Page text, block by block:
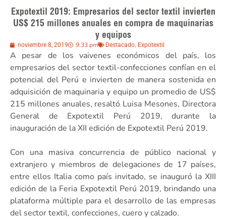
Expotextil 2019: Empresarios del sector textil invierten
US$ 215 millones anuales en compra de maquinarias
y equipos
noviembre 8, 2019 9:33 pm Destacado, Expotextil
A pesar de los vaivenes económicos del país, los
empresarios del sector textil-confecciones confían en el
potencial del Perú e invierten de manera sostenida en
adquisición de maquinaria y equipo un promedio de US$
215 millones anuales, resaltó Luisa Mesones, Directora
General de Expotextil Perú 2019, durante la
inauguración de la XII edición de Expotextil Perú 2019.
Con una masiva concurrencia de público nacional y
extranjero y miembros de delegaciones de 17 países,
entre ellos Italia como país invitado, se inauguró la XIII
edición de la Feria Expotextil Perú 2019, brindando una
plataforma múltiple para el desarrollo de las empresas
del sector textil, confecciones, cuero y calzado.